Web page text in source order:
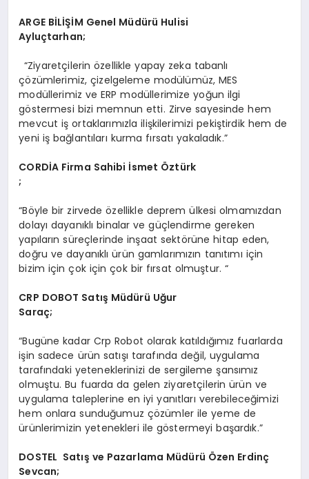
ARGEBİLİŞİM Genel Müdürü Hulisi
Ayluçtarhan;
“Ziyaretçilerin özellikle yapay zeka tabanlı
çözümlerimiz, çizelgeleme modülümüz, MES
modüllerimiz ve ERP modüllerimize yoğun ilgi
göstermesi bizi memnun etti. Zirve sayesinde hem
mevcut iş ortaklarımızla ilişkilerimizi pekiştirdik hem de
yeni iş bağlantıları kurma fırsatı yakaladık.”
CORDİA Firma Sahibi İsmet Öztürk
;
“Böyle bir zirvede özellikle deprem ülkesi olmamızdan
dolayı dayanıklı binalar ve güçlendirme gereken
yapıların süreçlerinde inşaat sektörüne hitap eden,
doğru ve dayanıklı ürün gamlarımızın tanıtımı için
bizim için çok için çok bir fırsat olmuştur. “
CRP DOBOT Satış Müdürü Uğur
Saraç;
“Bugüne kadar Crp Robot olarak katıldığımız fuarlarda
işin sadece ürün satışı tarafında değil, uygulama
tarafındaki yeteneklerinizi de sergileme şansımız
olmuştu. Bu fuarda da gelen ziyaretçilerin ürün ve
uygulama taleplerine en iyi yanıtları verebileceğimizi
hem onlara sunduğumuz çözümler ile yeme de
ürünlerimizin yetenekleri ile göstermeyi başardık.”
DOSTEL Satış ve Pazarlama Müdürü Özen Erdinç
Sevcan;